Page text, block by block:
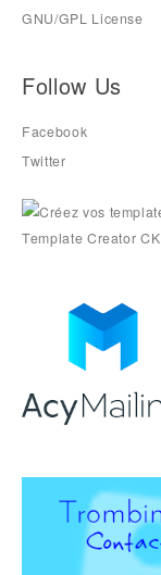
GNU/GPL License
Follow Us
Facebook
Twitter